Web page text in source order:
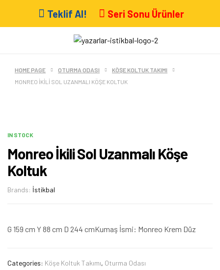
Teklif Al! Seri Sonu Ürünler
HOME PAGE OTURMA ODASI
KÖŞE KOLTUK TAKIMI
MONREO İKILI SOL UZANMALI KÖŞE KOLTUK
IN STOCK
Monreo İkili Sol Uzanmalı Köşe
Koltuk
Brands: İstikbal
G 159 cm Y 88 cm D 244 cmKumaş İsmi: Monreo Krem Düz
Categories: Köşe Koltuk Takımı, Oturma Odası